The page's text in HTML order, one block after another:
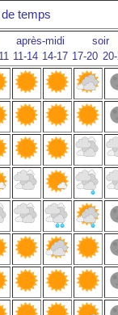
temps
après-midi
soir
11-14 14-17 17-20